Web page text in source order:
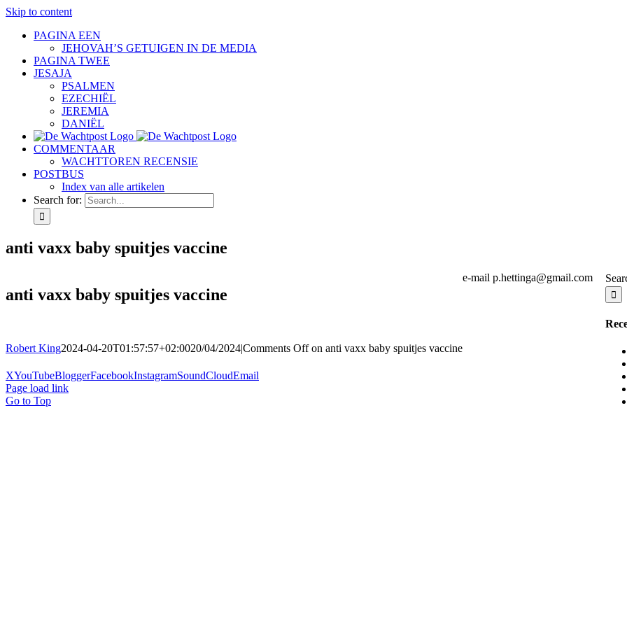
Skip to content
PAGINA EEN
JEHOVAH’S GETUIGEN IN DE MEDIA
PAGINA TWEE
JESAJA
PSALMEN
EZECHIËL
JEREMIA
DANIËL
COMMENTAAR
WACHTTOREN RECENSIE
POSTBUS
Index van alle artikelen
Search for:
anti vaxx baby spuitjes vaccine
anti vaxx baby spuitjes vaccine
Robert King2024-04-20T01:57:57+02:0020/04/2024|Comments Offon anti vaxx baby spuitjes vaccine
e-mail p.hettinga@gmail.com
XYouTubeBloggerFacebookInstagramSoundCloudEmail
Page load link
Go to Top